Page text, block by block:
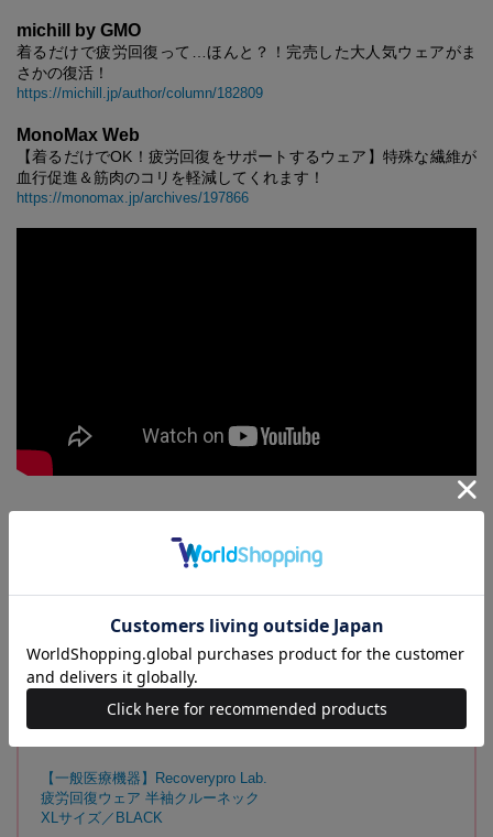
michill by GMO
着るだけで疲労回復って…ほんと？！完売した大人気ウェアがま
さかの復活！
https://michill.jp/author/column/182809
MonoMax Web
【着るだけでOK！疲労回復をサポートするウェア】特殊な繊維が
血行促進＆筋肉のコリを軽減してくれます！
https://monomax.jp/archives/197866
【一般医療機器】Recoverypro Lab.
疲労回復ウェア 半袖クルーネック
Mサイズ／BLACK
【一般医療機器】Recoverypro Lab.
疲労回復ウェア 半袖クルーネック
【一般医療機器】Recoverypro Lab.
疲労回復ウェア 半袖クルーネック
XLサイズ／BLACK